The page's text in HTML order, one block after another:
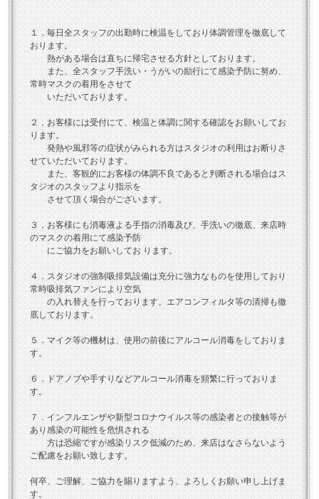
１．毎日全スタッフの出勤時に検温をしており体調管理を徹底して
おります。
熱がある場合は直ちに帰宅させる方針としております。
また、全スタッフ手洗い・うがいの励行にて感染予防に努め、
常時マスクの着用をさせて
いただいております。
２．お客様には受付にて、検温と体調に関する確認をお願いしてお
ります。
発熱や風邪等の症状がみられる方はスタジオの利用はお断りさ
せていただいております。
また、客観的にお客様の体調不良であると判断される場合はス
タジオのスタッフより指示を
させて頂く場合がございます。
３．お客様にも消毒液よる手指の消毒及び、手洗いの徹底、来店時
のマスクの着用にて感染予防
にご協力をお願いしてお ります。
４．スタジオの強制吸排気設備は充分に強力なものを使用しており
常時吸排気ファンにより空気
の入れ替えを行っております。エアコンフィルタ等の清掃も徹
底しております。
５．マイク等の機材は、使用の前後にアルコール消毒をしておりま
す。
６．ドアノブや手すりなどアルコール消毒を頻繁に行っておりま
す。
７．インフルエンザや新型コロナウイルス等の感染者との接触等が
あり感染の可能性を危惧される
方は恐縮ですが感染リスク低減のため、来店はなさらないよう
ご配慮をお願い致します。
何卒、ご理解、ご協力を賜りますよう、よろしくお願い申し上げま
す。